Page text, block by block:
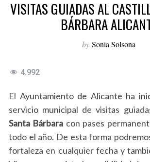
VISITAS GUIADAS AL
BÁRBARA
by Sonia Solsona
4.992
El Ayuntamiento de Alicante ha
servicio municipal de visitas
Santa Bárbara con pases
todo el año. De esta forma
fortaleza en cualquier fecha y